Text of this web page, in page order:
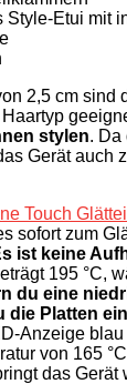
Style-Etui mit
2,5 cm sind
stylen. Da
Gerät auch
Touch
sofort zum
ist keine
195 °C,
du eine
die Platten
Anzeige
von 165
das Gerät